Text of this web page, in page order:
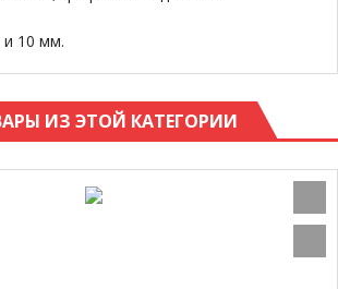
10 мм.
ИЗ ЭТОЙ КАТЕГОРИИ